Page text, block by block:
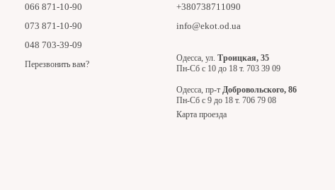
066 871-10-90
073 871-10-90
048 703-39-09
Перезвонить вам?
+380738711090
info@ekot.od.ua
Одесса, ул. Троицкая, 35
Пн-Сб с 10 до 18 т. 703 39 09
Одесса, пр-т Добровольского, 86
Пн-Сб с 9 до 18 т. 706 79 08
Карта проезда